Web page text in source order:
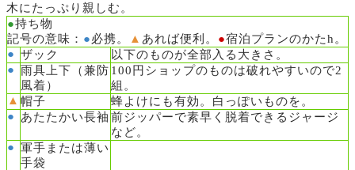
木にたっぷり親しむ。
●持ち物
記号の意味： ●必携。 ▲ あれば便利。 ●宿泊プランのかたh。
● ザック
以下のものが全部入る大きさ。
● 雨具上下（兼防
風着）
100円ショップのものは破れやすいので2
組。
▲ 帽子
蜂よけにも有効。白っぽいものを。
●
あたたかい長袖 前ジッパーで素早く脱着できるジャージ
など。
● 軍手または薄い
手袋